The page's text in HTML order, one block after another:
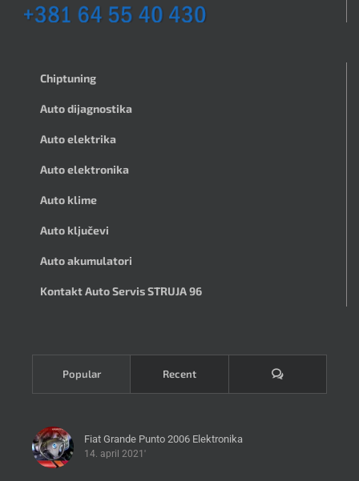
Chiptuning
Auto dijagnostika
Auto elektrika
Auto elektronika
Auto klime
Auto ključevi
Auto akumulatori
Kontakt Auto Servis STRUJA 96
Popular Recent Komentari
Fiat Grande Punto 2006 Elektronika
14. april 2021'